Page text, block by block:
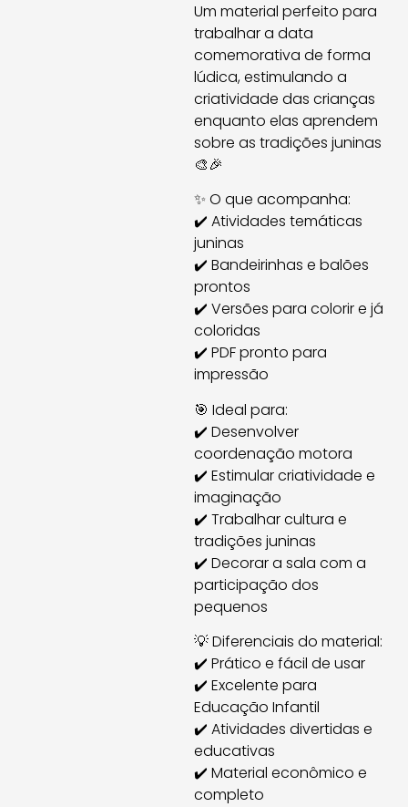
Um material perfeito para
trabalhar a data
comemorativa de forma
lúdica, estimulando a
criatividade das crianças
enquanto elas aprendem
sobre as tradições juninas
🎨🎉
✨ O que acompanha:
✔️ Atividades temáticas
juninas
✔️ Bandeirinhas e balões
prontos
✔️ Versões para colorir e já
coloridas
✔️ PDF pronto para
impressão
🎯 Ideal para:
✔️ Desenvolver
coordenação motora
✔️ Estimular criatividade e
imaginação
✔️ Trabalhar cultura e
tradições juninas
✔️ Decorar a sala com a
participação dos
pequenos
💡 Diferenciais do material:
✔️ Prático e fácil de usar
✔️ Excelente para
Educação Infantil
✔️ Atividades divertidas e
educativas
✔️ Material econômico e
completo